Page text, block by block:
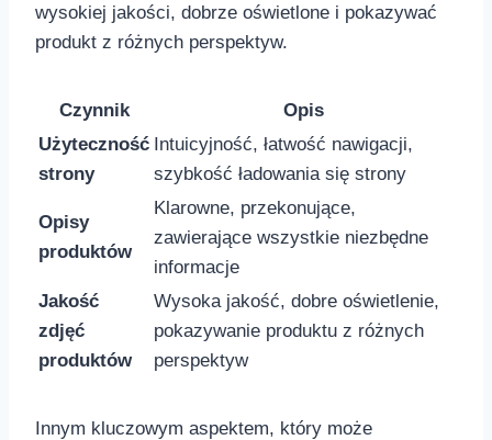
wysokiej jakości, dobrze oświetlone i pokazywać
produkt z różnych perspektyw.
Czynnik
Opis
Użyteczność
strony
Intuicyjność, łatwość nawigacji,
szybkość ładowania się strony
Opisy
‌produktów
Klarowne,‍ przekonujące,
zawierające wszystkie niezbędne
informacje
Jakość
zdjęć
produktów
Wysoka jakość, dobre oświetlenie,
pokazywanie⁣ produktu​ z różnych
perspektyw
Innym kluczowym aspektem, który ​może